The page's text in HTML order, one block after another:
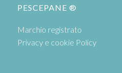
PESCEPANE ®
Marchio registrato
Privacy e cookie Policy